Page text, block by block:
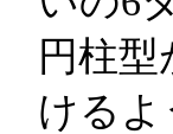
円柱
けるよ